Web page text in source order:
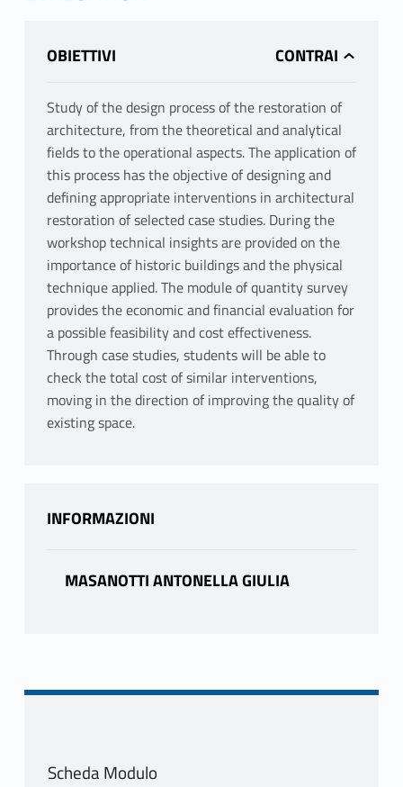
OBIETTIVI
Study of the design process of the restoration of
architecture, from the theoretical and analytical
fields to the operational aspects. The application of
this process has the objective of designing and
defining appropriate interventions in architectural
restoration of selected case studies. During the
workshop technical insights are provided on the
importance of historic buildings and the physical
technique applied. The module of quantity survey
provides the economic and financial evaluation for
a possible feasibility and cost effectiveness.
Through case studies, students will be able to
check the total cost of similar interventions,
moving in the direction of improving the quality of
existing space.
INFORMAZIONI
MASANOTTI ANTONELLA GIULIA
Scheda Modulo